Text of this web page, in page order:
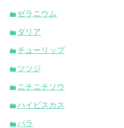
ゼラニウム
ダリア
チューリップ
ツツジ
ニチニチソウ
ハイビスカス
バラ